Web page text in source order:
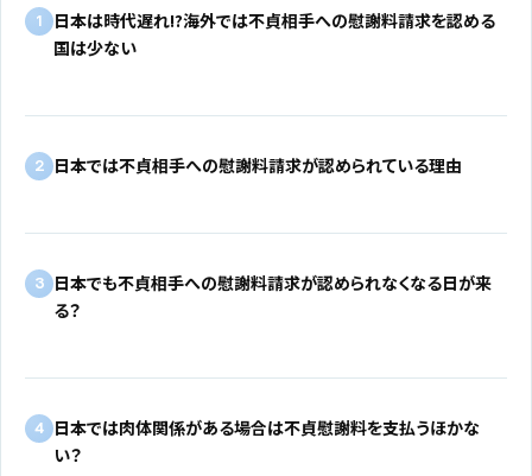
1 日本は時代遅れ!?海外では不貞相手への慰謝料請求を認める
国は少ない
2 日本では不貞相手への慰謝料請求が認められている理由
3 日本でも不貞相手への慰謝料請求が認められなくなる日が来
る？
4 日本では肉体関係がある場合は不貞慰謝料を支払うほかな
い？